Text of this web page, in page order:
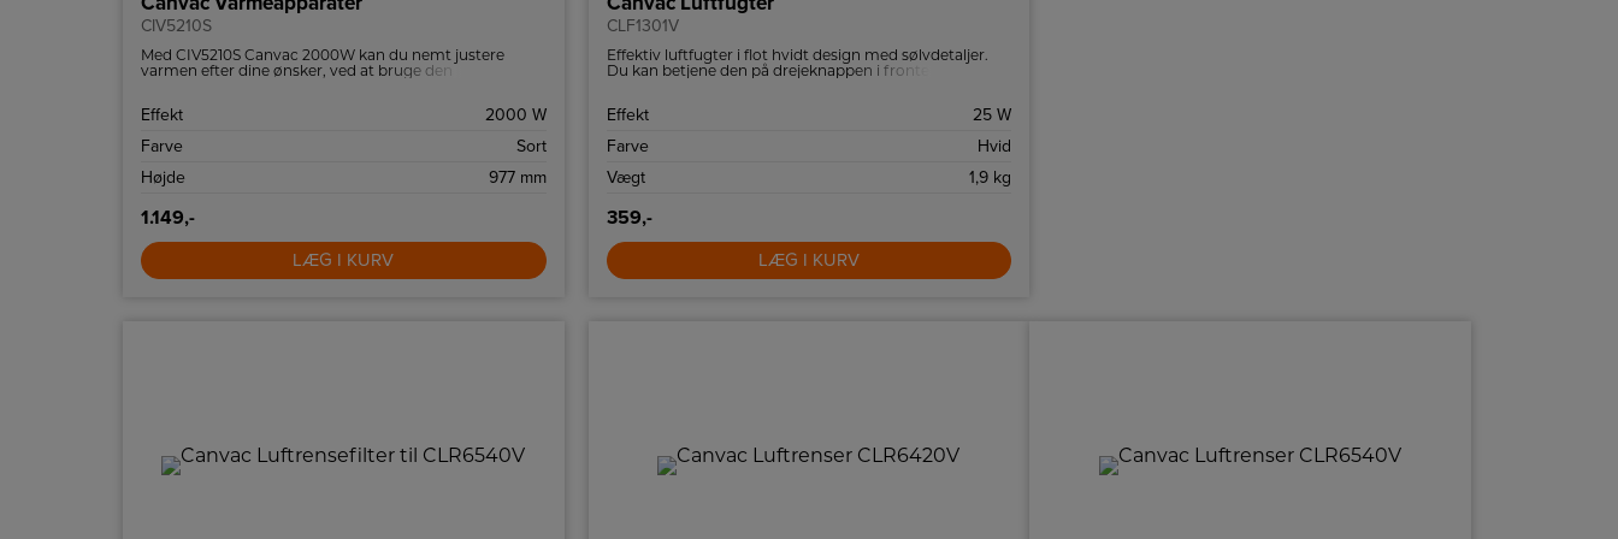
CIV5210S
Med CIV5210S Canvac 2000W kan du nemt justere
varmen efter dine ønsker, ved at bruge den
Effekt
2000 W
Farve
Sort
Højde
977 mm
1.149,-
LÆG I KURV
CLF1301V
Effektiv luftfugter i flot hvidt design med sølvdetaljer.
Du kan betjene den på drejeknappen i fronten og nemt
Effekt
25 W
Farve
Hvid
Vægt
1,9 kg
359,-
LÆG I KURV